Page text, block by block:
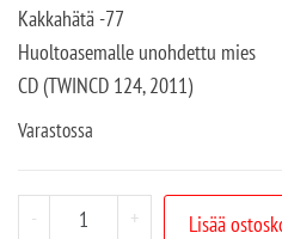
Kakkahätä -77
Huoltoasemalle unohdettu mies
CD (TWINCD 124, 2011)
Varastossa
- + Lisää